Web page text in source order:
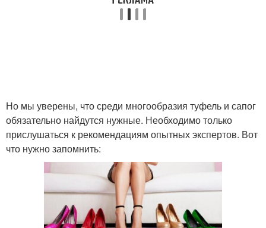
Но мы уверены, что среди многообразия туфель и сапог
обязательно найдутся нужные. Необходимо только
прислушаться к рекомендациям опытных экспертов. Вот
что нужно запомнить: